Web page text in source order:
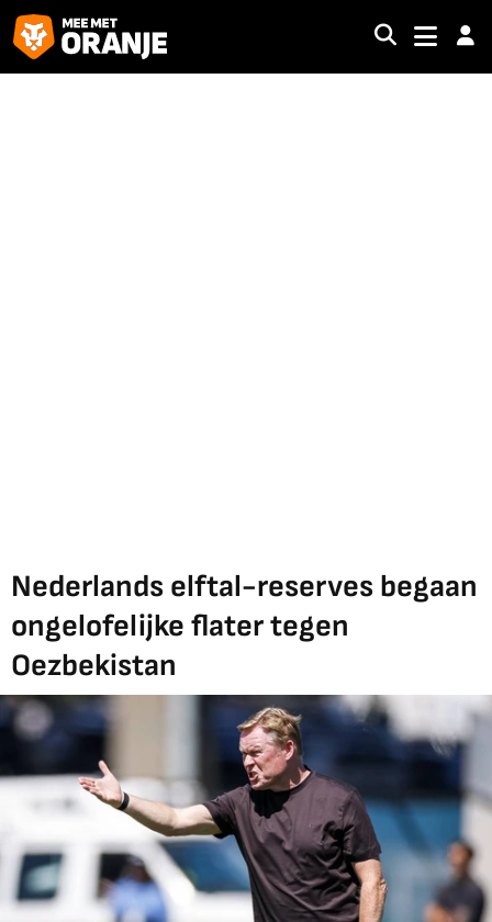
Nederlands elftal-reserves begaan
ongelofelijke flater tegen
Oezbekistan